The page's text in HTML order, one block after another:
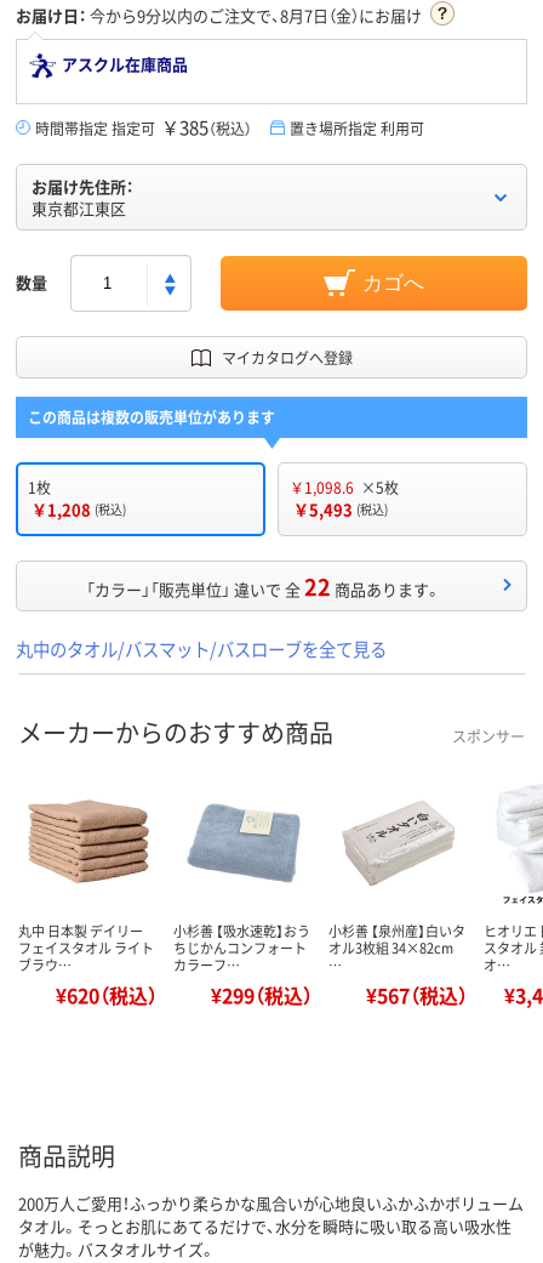
お届け日： 今から9分以内のご注文で、8月7日（金）にお届け
アスクル在庫商品
時間帯指定 指定可 ￥385（税込） 置き場所指定 利用可
お届け先住所：
東京都江東区
数量 カゴへ
マイカタログへ登録
この商品は複数の販売単位があります
1枚
￥1,208 (税込)
￥1,098.6 ×5枚
￥5,493 (税込)
「カラー」「販売単位」 違いで 全22 商品あります。
丸中のタオル/バスマット/バスローブを全て見る
メーカーからのおすすめ商品 スポンサー
丸中 日本製 デイリー
フェイスタオル ライト
ブラウ…
¥620（税込）
小杉善 【吸水速乾】おう
ちじかんコンフォート
カラーフ…
¥299（税込）
小杉善 【泉州産】白いタ
オル3枚組 34×82cm
…
¥567（税込）
ヒオリエ
スタオル
オ…
商品説明
200万人ご愛用！ふっかり柔らかな風合いが心地良いふかふかボリューム
タオル。そっとお肌にあてるだけで、水分を瞬時に吸い取る高い吸水性
が魅力。バスタオルサイズ。